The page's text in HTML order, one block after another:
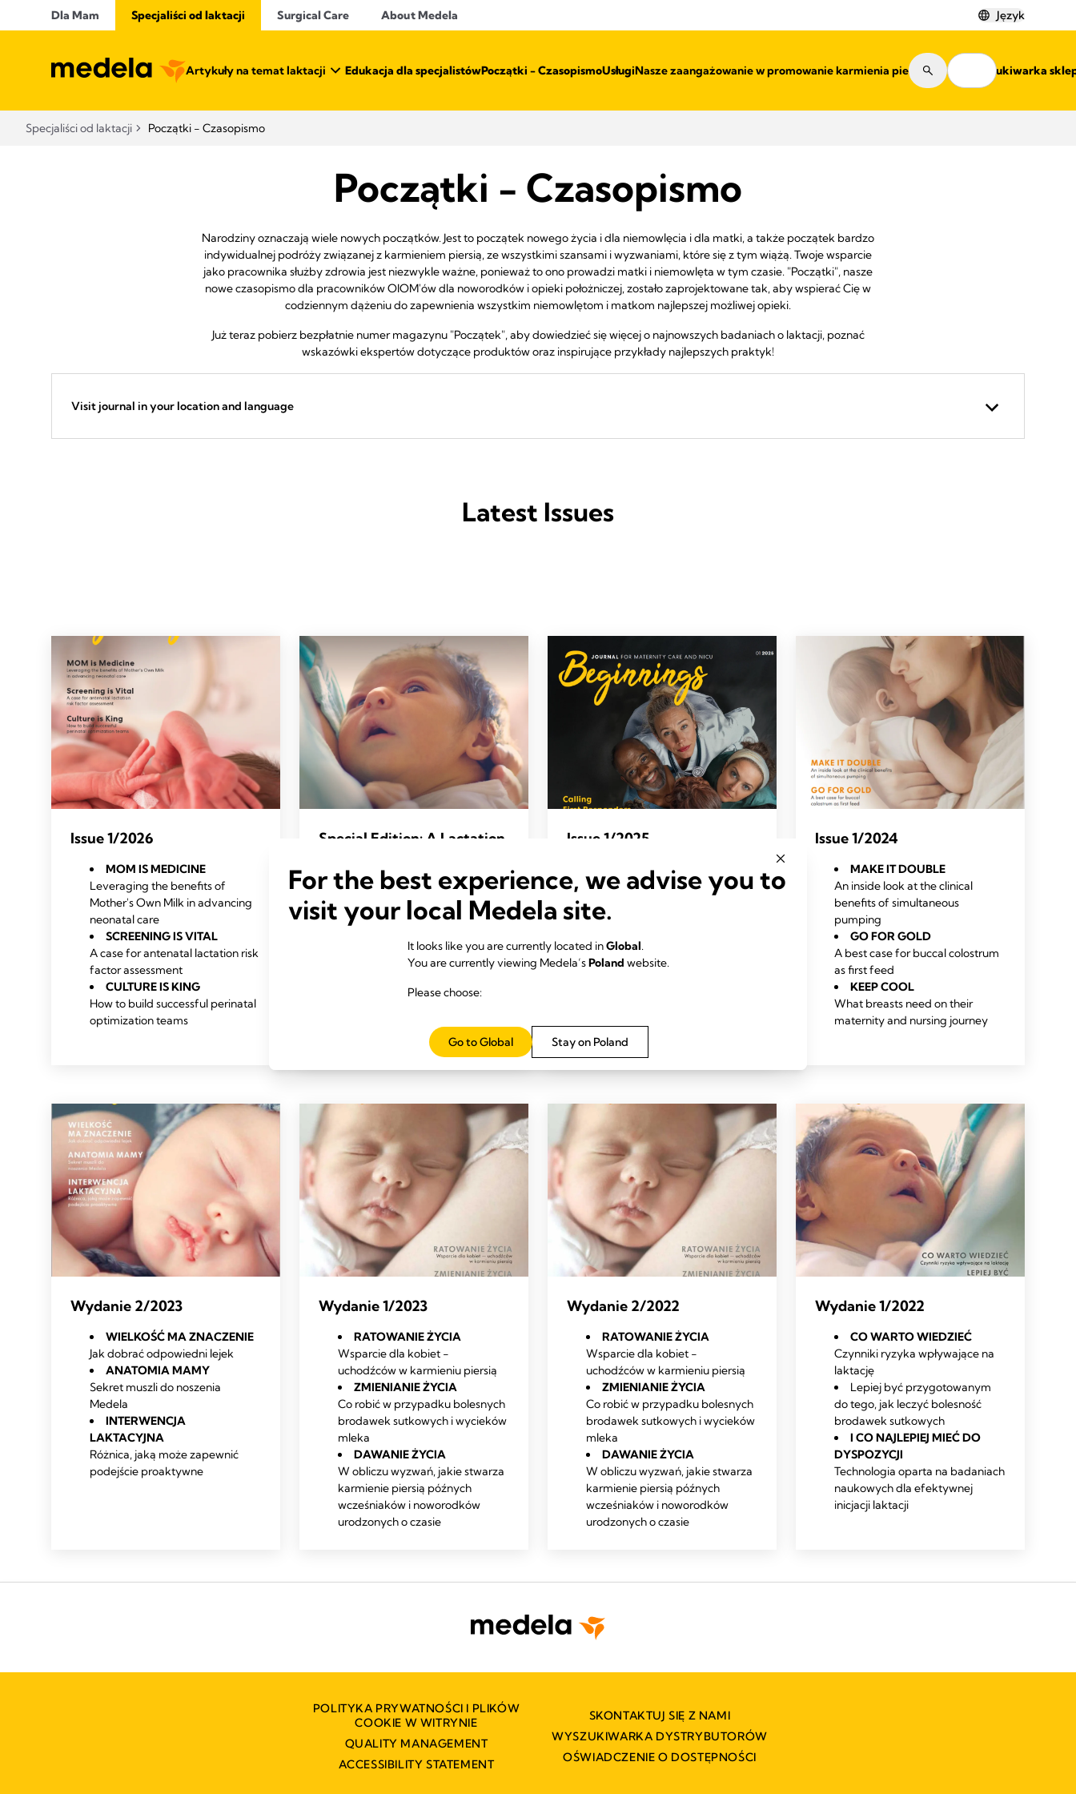
Dla Mam Specjaliści od laktacji Surgical Care About Medela Język
Artykuły na temat laktacji Edukacja dla specjalistówPoczątki - CzasopismoUsługiNasze zaangażowanie w promowanie karmienia piersią Wyszukiwarka
Specjaliści od laktacji Początki - Czasopismo
Początki - Czasopismo
Narodziny oznaczają wiele nowych początków. Jest to początek nowego życia i dla niemowlęcia i dla matki, a także początek bardzo
indywidualnej podróży związanej z karmieniem piersią, ze wszystkimi szansami i wyzwaniami, które się z tym wiążą. Twoje wsparcie
jako pracownika służby zdrowia jest niezwykle ważne, ponieważ to ono prowadzi matki i niemowlęta w tym czasie. "Początki", nasze
nowe czasopismo dla pracowników OIOM'ów dla noworodków i opieki położniczej, zostało zaprojektowane tak, aby wspierać Cię w
codziennym dążeniu do zapewnienia wszystkim niemowlętom i matkom najlepszej możliwej opieki.
Już teraz pobierz bezpłatnie numer magazynu "Początek", aby dowiedzieć się więcej o najnowszych badaniach o laktacji, poznać
wskazówki ekspertów dotyczące produktów oraz inspirujące przykłady najlepszych praktyk!
Visit journal in your location and language
Latest Issues
Issue 1/2026
MOM IS MEDICINE
Leveraging the benefits of
Mother's Own Milk in advancing
neonatal care
SCREENING IS VITAL
A case for antenatal lactation risk
factor assessment
CULTURE IS KING
How to build successful perinatal
optimization teams
Special Edition: A Lactation
LACTATION INTERVENTION
The difference a proactive
approach can make
BEST PRACTICE
Inspiring success stories turning
INCREASE THE DOSE
Issue 1/2025
CALLING FIRST
RESPONDERS
Clinical pathways for proactive
lactation support
GENERATION
Magic InBraTM's exciting
solutions
Issue 1/2024
MAKE IT DOUBLE
An inside look at the clinical
benefits of simultaneous
pumping
GO FOR GOLD
A best case for buccal colostrum
as first feed
KEEP COOL
What breasts need on their
maternity and nursing journey
Wydanie 2/2023
WIELKOŚĆ MA ZNACZENIE
Jak dobrać odpowiedni lejek
ANATOMIA MAMY
Sekret muszli do noszenia
Medela
INTERWENCJA
LAKTACYJNA
Różnica, jaką może zapewnić
podejście proaktywne
Wydanie 1/2023
RATOWANIE ŻYCIA
Wsparcie dla kobiet -
uchodźców w karmieniu piersią
ZMIENIANIE ŻYCIA
Co robić w przypadku bolesnych
brodawek sutkowych i wycieków
mleka
DAWANIE ŻYCIA
W obliczu wyzwań, jakie stwarza
karmienie piersią późnych
wcześniaków i noworodków
urodzonych o czasie
Wydanie 2/2022
RATOWANIE ŻYCIA
Wsparcie dla kobiet -
uchodźców w karmieniu piersią
ZMIENIANIE ŻYCIA
Co robić w przypadku bolesnych
brodawek sutkowych i wycieków
mleka
DAWANIE ŻYCIA
W obliczu wyzwań, jakie stwarza
karmienie piersią późnych
wcześniaków i noworodków
urodzonych o czasie
Wydanie 1/2022
CO WARTO WIEDZIEĆ
Czynniki ryzyka wpływające na
laktację
Lepiej być przygotowanym
do tego, jak leczyć bolesność
brodawek sutkowych
I CO NAJLEPIEJ MIEĆ DO
DYSPOZYCJI
Technologia oparta na badaniach
naukowych dla efektywnej
inicjacji laktacji
POLITYKA PRYWATNOŚCI I PLIKÓW
COOKIE W WITRYNIE
QUALITY MANAGEMENT
ACCESSIBILITY STATEMENT
SKONTAKTUJ SIĘ Z NAMI
WYSZUKIWARKA DYSTRYBUTORÓW
OŚWIADCZENIE O DOSTĘPNOŚCI
For the best experience, we advise you to
visit your local Medela site.
It looks like you are currently located inGlobal.
You are currently viewing Medela’sPoland website.
Please choose:
Stay on Poland
Go to Global